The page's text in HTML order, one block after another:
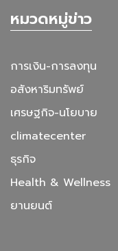
หมวดหมู่ข่าว
การเงิน-การลงทุน
อสังหาริมทรัพย์
เศรษฐกิจ-นโยบาย
climatecenter
ธุรกิจ
Health & Wellness
ยานยนต์